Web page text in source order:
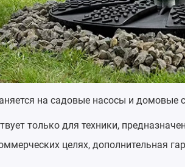
на садовые насосы и домовые
только для техники,
целях, дополнительная